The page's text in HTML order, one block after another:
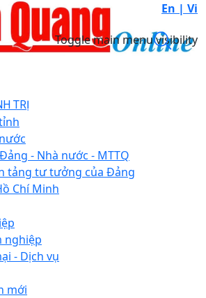
En | Vi
Toggle main menu visibility
TRỊ
- Nhà nước - MTTQ
tảng tư tưởng của Đảng
Chí Minh
nghiệp
- Dịch vụ
mới